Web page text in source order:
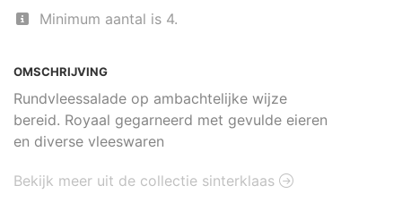
OMSCHRIJVING
Rundvleessalade op ambachtelijke wijze
bereid. Royaal gegarneerd met gevulde eieren
en diverse vleeswaren
Minimum aantal is 4.
Bekijk meer uit de collectie sinterklaas